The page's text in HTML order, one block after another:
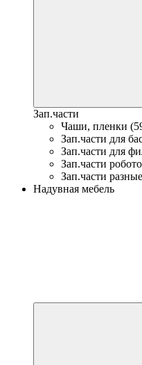
Зап.части
Чаши, пленки
Зап.части для
Зап.части для
Зап.части
Зап.части
Надувная мебель